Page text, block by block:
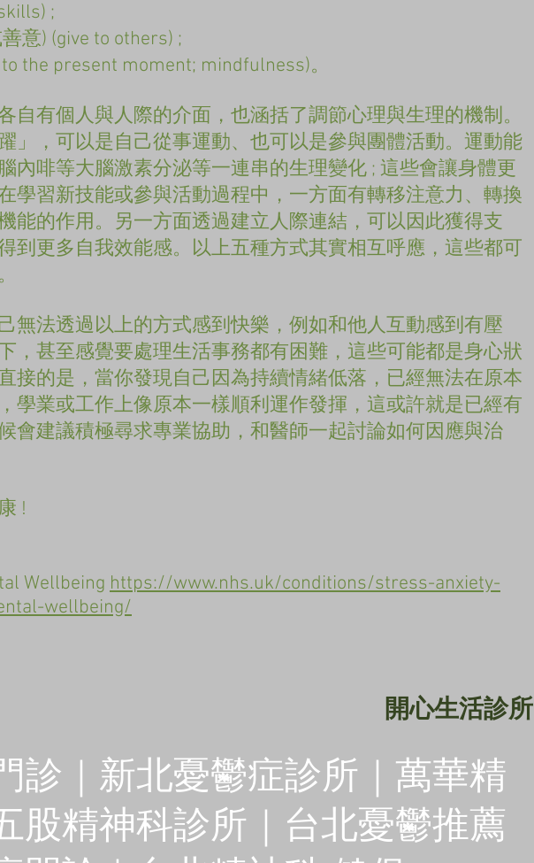
;
意) (give to others) ;
the present moment; mindfulness)。
自有個人與人際的介面，也涵括了調節心理與生理的機制。
」，可以是自己從事運動、也可以是參與團體活動。運動能
內啡等大腦激素分泌等一連串的生理變化 ; 這些會讓身體更
學習新技能或參與活動過程中，一方面有轉移注意力、轉換
能的作用。另一方面透過建立人際連結，可以因此獲得支
到更多自我效能感。以上五種方式其實相互呼應，這些都可
無法透過以上的方式感到快樂，例如和他人互動感到有壓
，甚至感覺要處理生活事務都有困難，這些可能都是身心狀
接的是，當你發現自己因為持續情緒低落，已經無法在原本
學業或工作上像原本一樣順利運作發揮，這或許就是已經有
會建議積極尋求專業協助，和醫師一起討論如何因應與治
!
Wellbeing https://www.nhs.uk/conditions/stress-anxiety-
wellbeing/
生活診所
診｜新北憂鬱症診所｜萬華精
股精神科診所｜台北憂鬱推薦